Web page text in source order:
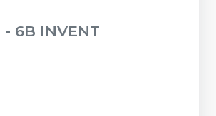
- 6B INVENT